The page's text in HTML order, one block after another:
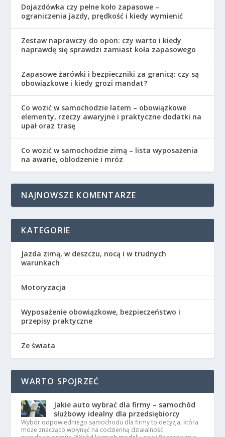
Dojazdówka czy pełne koło zapasowe –
ograniczenia jazdy, prędkość i kiedy wymienić
Zestaw naprawczy do opon: czy warto i kiedy
naprawdę się sprawdzi zamiast koła zapasowego
Zapasowe żarówki i bezpieczniki za granicą: czy są
obowiązkowe i kiedy grozi mandat?
Co wozić w samochodzie latem – obowiązkowe
elementy, rzeczy awaryjne i praktyczne dodatki na
upał oraz trasę
Co wozić w samochodzie zimą – lista wyposażenia
na awarie, oblodzenie i mróz
NAJNOWSZE KOMENTARZE
KATEGORIE
Jazda zimą, w deszczu, nocą i w trudnych
warunkach
Motoryzacja
Wyposażenie obowiązkowe, bezpieczeństwo i
przepisy praktyczne
Ze świata
WARTO SPOJRZEĆ
Jakie auto wybrać dla firmy – samochód
służbowy idealny dla przedsiębiorcy
Wybór odpowiedniego samochodu dla firmy to decyzja, która
może znacząco wpłynąć na codzienną działalność